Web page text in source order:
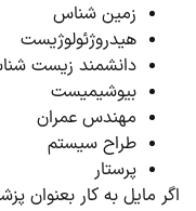
زمین شناس
هیدروژئولوژیست
دانشمند زیست
بیوشیمیست
مهندس عمران
طراح سیستم
پرستار
اگر مایل به کار